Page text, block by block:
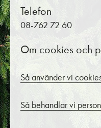
Telefon
08-762 72 60
Om cookies och
Så använder vi
Så behandlar vi